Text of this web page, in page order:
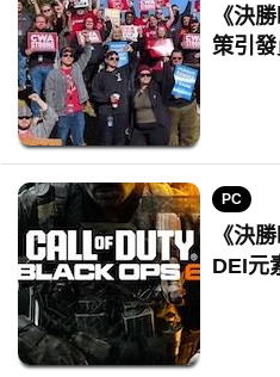
《決
策引
PC
《決
DEI元